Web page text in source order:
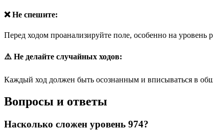
❌ Не спешите:
Перед ходом проанализируйте поле, особенно на уровень
⚠️ Не делайте случайных ходов:
Каждый ход должен быть осознанным и вписываться в
Вопросы и ответы
Насколько сложен уровень 974?